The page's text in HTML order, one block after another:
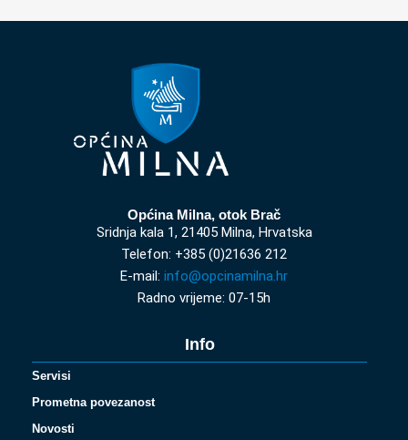
Općina Milna, otok Brač
Sridnja kala 1, 21405 Milna, Hrvatska
Telefon: +385 (0)21636 212
E-mail: info@opcinamilna.hr
Radno vrijeme: 07-15h
Info
Servisi
Prometna povezanost
Novosti